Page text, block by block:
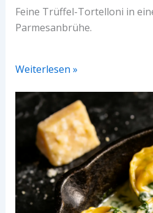
Feine Trüffel-Tortelloni in
Parmesanbrühe.
Weiterlesen »